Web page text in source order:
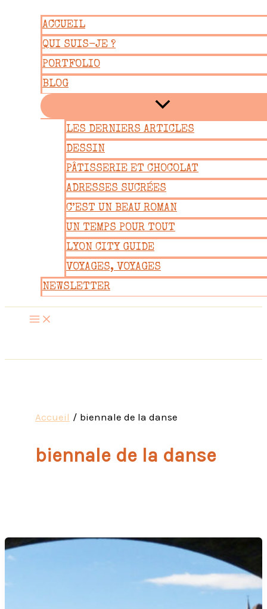
contenu
ACCUEIL
QUI SUIS-JE ?
PORTFOLIO
BLOG
LES DERNIERS ARTICLES
DESSIN
PÂTISSERIE ET CHOCOLAT
ADRESSES SUCRÉES
C’EST UN BEAU ROMAN
UN TEMPS POUR TOUT
LYON CITY GUIDE
VOYAGES, VOYAGES
NEWSLETTER
Accueil biennale de la danse
biennale de la danse